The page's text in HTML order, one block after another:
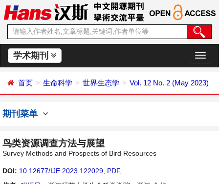
学术期刊
切
换
航
首页 生命科学 世界生态学 Vol. 12 No. 2 (May 2023)
期刊菜单
鸟类资源调查方法与展望
Survey Methods and Prospects of Bird Resources
DOI: 10.12677/IJE.2023.122029 PDF,